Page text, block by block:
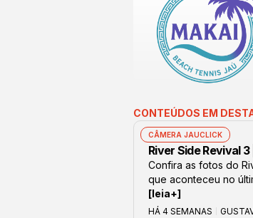
CONTEÚDOS EM
CÂMERA JAUCLICK
River Side Revival
Confira as fotos do
que aconteceu no
[leia+]
HÁ 4 SEMANAS